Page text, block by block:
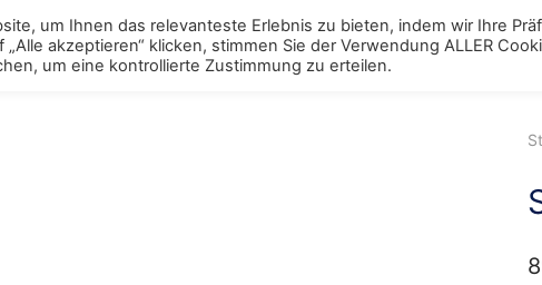
Polstermöbel
Toggle
menu
Schränke
Toggle
menu
Tische
Toggle
menu
Stühle
ToggleRegale
um Ihnen das relevanteste Erlebnis zu bieten, indem wir Ihre
akzeptieren“ klicken, stimmen Sie der Verwendung ALLER
um eine kontrollierte Zustimmung zu erteilen.